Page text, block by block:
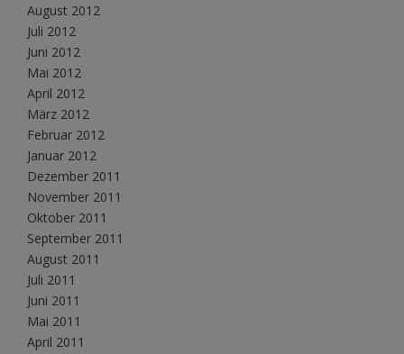
August 2012
Juli 2012
Juni 2012
Mai 2012
April 2012
März 2012
Februar 2012
Januar 2012
Dezember 2011
November 2011
Oktober 2011
September 2011
August 2011
Juli 2011
Juni 2011
Mai 2011
April 2011